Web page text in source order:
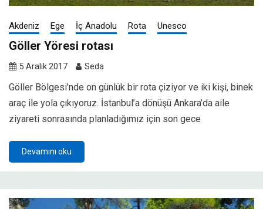
Akdeniz Ege İç Anadolu Rota Unesco
Göller Yöresi rotası
5 Aralık 2017 Seda
Göller Bölgesi’nde on günlük bir rota çiziyor ve iki kişi, binek
araç ile yola çıkıyoruz. İstanbul’a dönüşü Ankara’da aile
ziyareti sonrasında planladığımız için son gece
Devamını oku